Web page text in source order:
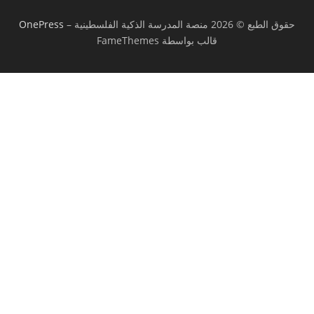
حقوق الطبع © 2026 منصة المدرسة الذكية الفلسطينية –
OnePress
قالب بواسطة FameThemes